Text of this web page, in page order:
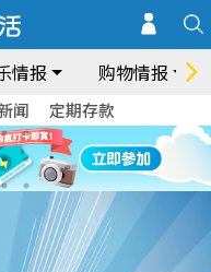
情报 购物情报
闻 定期存款